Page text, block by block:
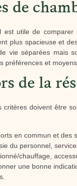
de
est utile de
plus spacieuse et
séparées mais
préférences et moyens.
de la
doivent être
en commun et des
du personnel,
chauffage,
une bonne